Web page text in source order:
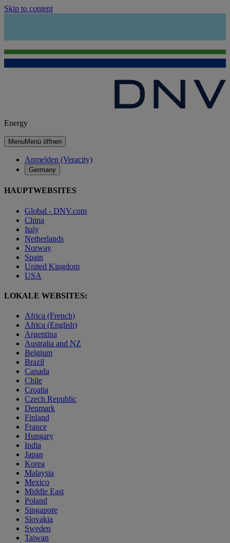
Skip to content
Energy
MenuMenü öffnen
Anmelden (Veracity)
Germany
HAUPTWEBSITES
Global - DNV.com
China
Italy
Netherlands
Norway
Spain
United Kingdom
USA
LOKALE WEBSITES:
Africa (French)
Africa (English)
Argentina
Australia and NZ
Belgium
Brazil
Canada
Chile
Croatia
Czech Republic
Denmark
Finland
France
Hungary
India
Japan
Korea
Malaysia
Mexico
Middle East
Poland
Singapore
Slovakia
Sweden
Taiwan